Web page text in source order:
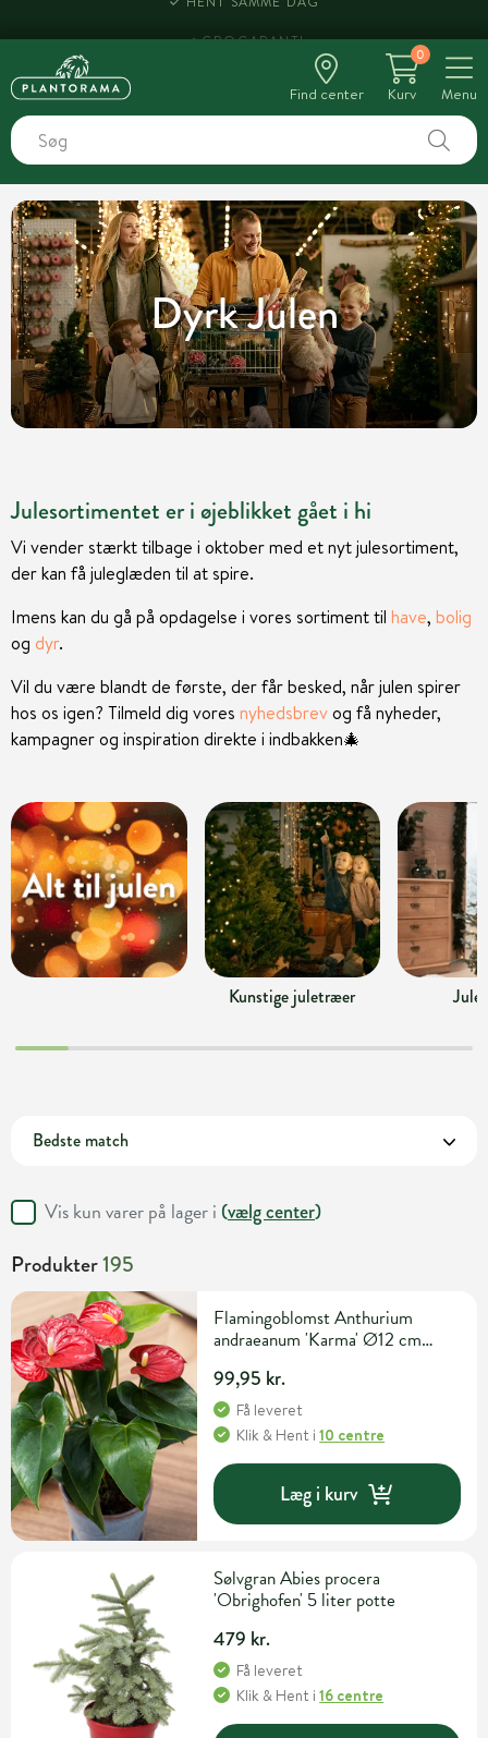
Find center
0
Kurv
Menu
Dyrk Julen
Julesortimentet er i øjeblikket gået i hi
Vi vender stærkt tilbage i oktober med et nyt julesortiment,
der kan få juleglæden til at spire.
Imens kan du gå på opdagelse i vores sortiment til have, bolig
og dyr.
Vil du være blandt de første, der får besked, når julen spirer
hos os igen? Tilmeld dig vores nyhedsbrevog få nyheder,
kampagner og inspiration direkte i indbakken🎄
Kunstige juletræer
Vis kun varer på lager i (vælg center)
Produkter195
Flamingoblomst Anthurium
andraeanum 'Karma' Ø12 cm
99,95 kr.
Få leveret
Klik & Hent i10 centre
Læg i kurv
Sølvgran Abies procera
'Obrighofen' 5 liter potte
479 kr.
Få leveret
Klik & Hent i16 centre